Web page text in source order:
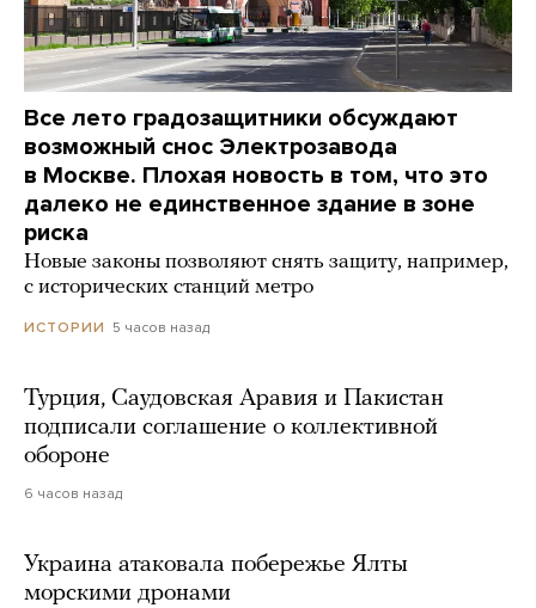
Все лето градозащитники обсуждают
возможный снос Электрозавода
в Москве. Плохая новость в том, что это
далеко не единственное здание в зоне
риска
Новые законы позволяют снять защиту, например,
с исторических станций метро
ИСТОРИИ 5 часов назад
Турция, Саудовская Аравия и Пакистан
подписали соглашение о коллективной
обороне
6 часов назад
Украина атаковала побережье Ялты
морскими дронами